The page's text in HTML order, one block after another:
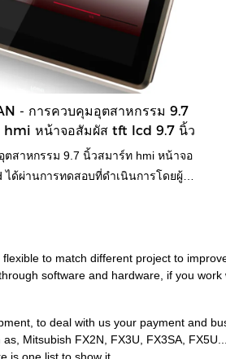
แบบยืดหยุ่นขนาด 9.7 นิ้วของจีนคือ
มัน อินเทอร์เฟซเครื่องจักรมนุษย์ hmi
ควบคุมลอจิกที่ตั้งโปรแกรมได้ของ plc
หล็กถาวรแบบกำหนดเองทั้งแบบ
ะไม่เป็นมาตรฐานทำจากวัตถุดิบที่ผ่าน
ย่างเข้มงวดโดยเจ้าหน้าที่มืออาชีพ
ห้มีข้อได้เปรียบที่เหนือกว่า นอกจากนี้
รูปลักษณ์ยังเน้นย้ำอย่างมาก เพราะ
อาจเป็นผู้นำเทรนด์อุตสาหกรรม
- การควบคุมอุตสาหกรรม 9.7
hmi หน้าจอสัมผัส tft lcd 9.7 นิ้ว
ตสาหกรรม 9.7 นิ้วสมาร์ท hmi หน้าจอ
ได้ผ่านการทดสอบที่ดำเนินการโดยผู้
อง plc มอเตอร์แม่เหล็กถาวรแบบ
ะที่ไม่ได้มาตรฐานนั้นมีประสิทธิภาพที่
ะ ก่อให้เกิดประโยชน์มากมาย
to match different project to
software and hardware, if you work
to deal with us your payment and
Mitsubish FX2N, FX3U, FX3SA,